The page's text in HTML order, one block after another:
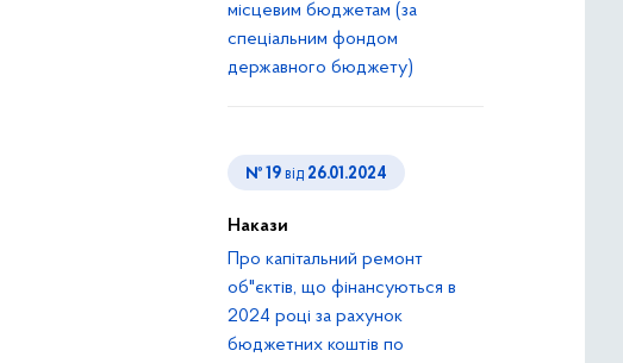
місцевим бюджетам (за
спеціальним фондом
державного бюджету)
№ 19 від 26.01.2024
Накази
Про капітальний ремонт
об"єктів, що фінансуються в
2024 році за рахунок
бюджетних коштів по